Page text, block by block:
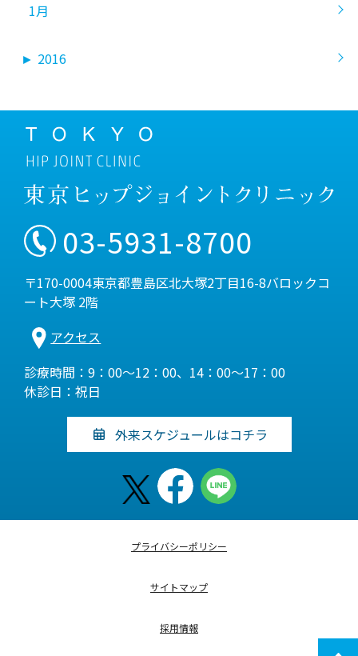
1月
► 2016
03-5931-8700
〒170-0004東京都豊島区北大塚2丁目16-8バロックコ
ート大塚 2階
アクセス
診療時間：9：00～12：00、14：00～17：00
休診日：祝日
外来スケジュールはコチラ
プライバシーポリシー
サイトマップ
採用情報